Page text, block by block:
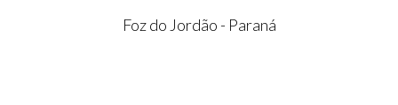
Foz do Jordão - Paraná